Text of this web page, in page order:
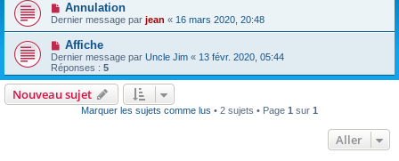
Annulation
Dernier message par jean « 16 mars 2020, 20:48
Affiche
Dernier message par Uncle Jim « 13 févr. 2020, 05:44
Réponses : 5
Nouveau sujet
Marquer les sujets comme lus • 2 sujets • Page 1 sur 1
Aller